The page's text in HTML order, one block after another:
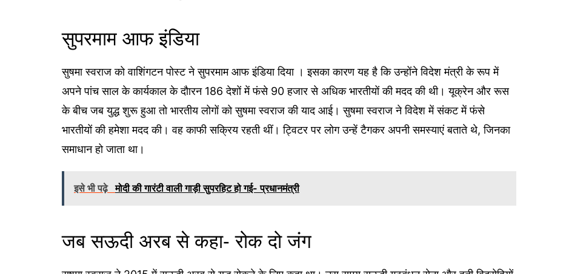
सुपरमाम आफ इंडिया
सुषमा स्वराज को वाशिंगटन पोस्ट ने सुपरमाम आफ इंडिया दिया । इसका कारण यह है कि उन्होंने विदेश मंत्री के रूप में
अपने पांच साल के कार्यकाल के दौारन 186 देशों में फंसे 90 हजार से अधिक भारतीयों की मदद की थी। यूक्रेन और रूस
के बीच जब युद्ध शुरू हुआ तो भारतीय लोगों को सुषमा स्वराज की याद आई। सुषमा स्वराज ने विदेश में संकट में फंसे
भारतीयों की हमेशा मदद की। वह काफी सक्रिय रहती थीं। ट्विटर पर लोग उन्हें टैगकर अपनी समस्याएं बताते थे, जिनका
समाधान हो जाता था।
इसे भी पढ़े मोदी की गारंटी वाली गाड़ी सुपरहिट हो गई- प्रधानमंत्री
जब सऊदी अरब से कहा- रोक दो जंग